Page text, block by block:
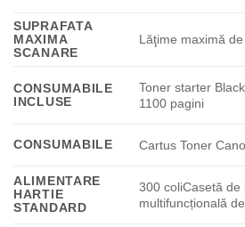
SUPRAFATA
MAXIMA
SCANARE
Lăţime maximă
CONSUMABILE
INCLUSE
Toner starter
1100 pagini
CONSUMABILE Cartus Toner
ALIMENTARE
HARTIE
STANDARD
300 coliCasetă de
multifuncțională